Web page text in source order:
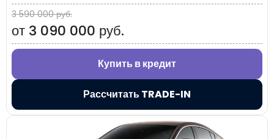
3 590 000 руб.
от 3 090 000 руб.
Купить в кредит
Рассчитать TRADE-IN